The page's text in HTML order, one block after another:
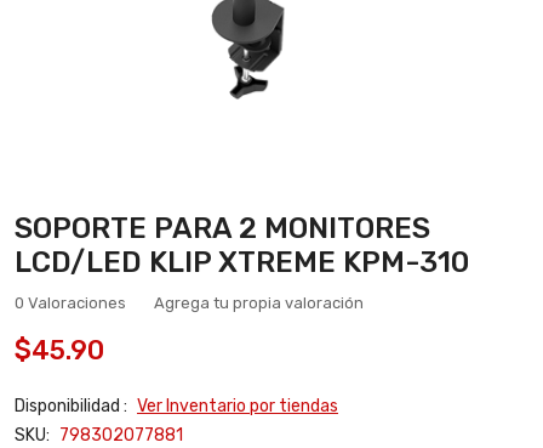
SOPORTE PARA 2 MONITORES
LCD/LED KLIP XTREME KPM-310
0 Valoraciones Agrega tu propia valoración
$45.90
Disponibilidad : Ver Inventario por tiendas
SKU: 798302077881